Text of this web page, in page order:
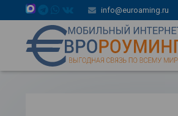
info@euroaming.ru